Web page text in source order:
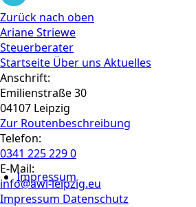
Impressum
Zurück nach oben
Ariane Striewe
Steuerberater
Startseite Über uns Aktuelles
Anschrift:
Emilienstraße 30
04107 Leipzig
Zur Routen­beschreibung
Telefon:
0341 225 229 0
E-Mail:
info@awi-leipzig.eu
Impressum Datenschutz